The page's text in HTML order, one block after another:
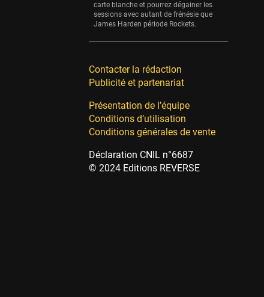
0 sessions
carte blanche et pourrez dégainer les
sessions avec autant de frénésie que
James Harden période Rockets.
Contacter la rédaction
Publicité et partenariat
Présentation de l’équipe
Conditions d’utilisation
Conditions générales de vente
Déclaration CNIL n°6687
© 2024 Editions REVERSE